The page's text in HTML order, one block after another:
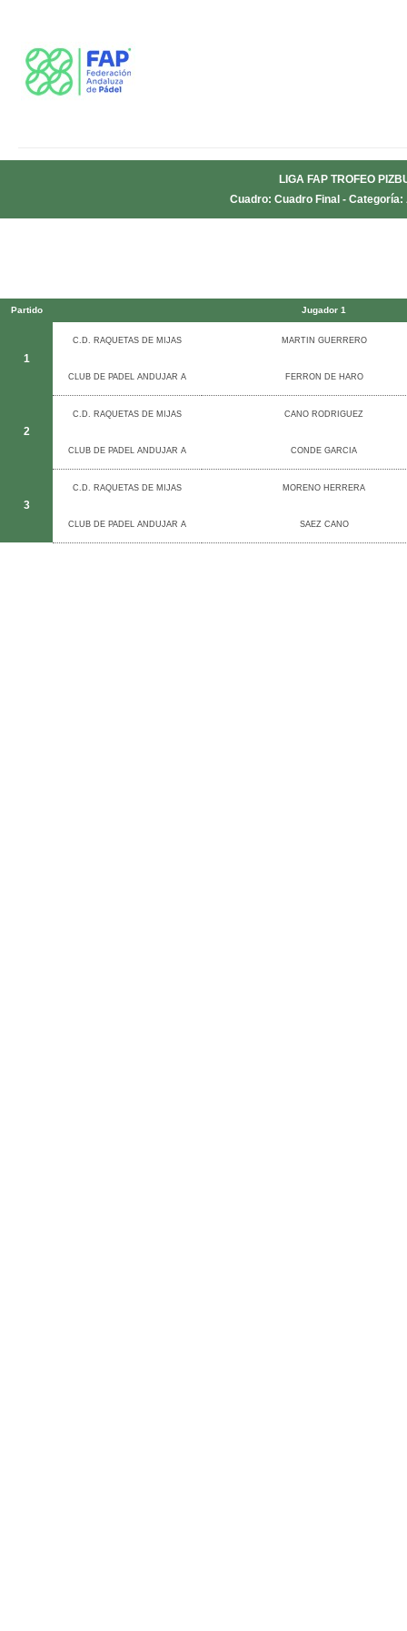
LIGA FAP TROFEO
Cuadro: Cuadro Final -
Partido Jugador 1
1
C.D. RAQUETAS DE MIJAS MARTIN GUERRERO
CLUB DE PADEL ANDUJAR A FERRON DE HARO
2
C.D. RAQUETAS DE MIJAS CANO RODRIGUEZ
CLUB DE PADEL ANDUJAR A CONDE GARCIA
3
C.D. RAQUETAS DE MIJAS MORENO HERRERA
CLUB DE PADEL ANDUJAR A SAEZ CANO